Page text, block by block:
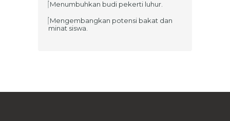
Menumbuhkan budi pekerti luhur.
Mengembangkan potensi bakat dan
minat siswa.